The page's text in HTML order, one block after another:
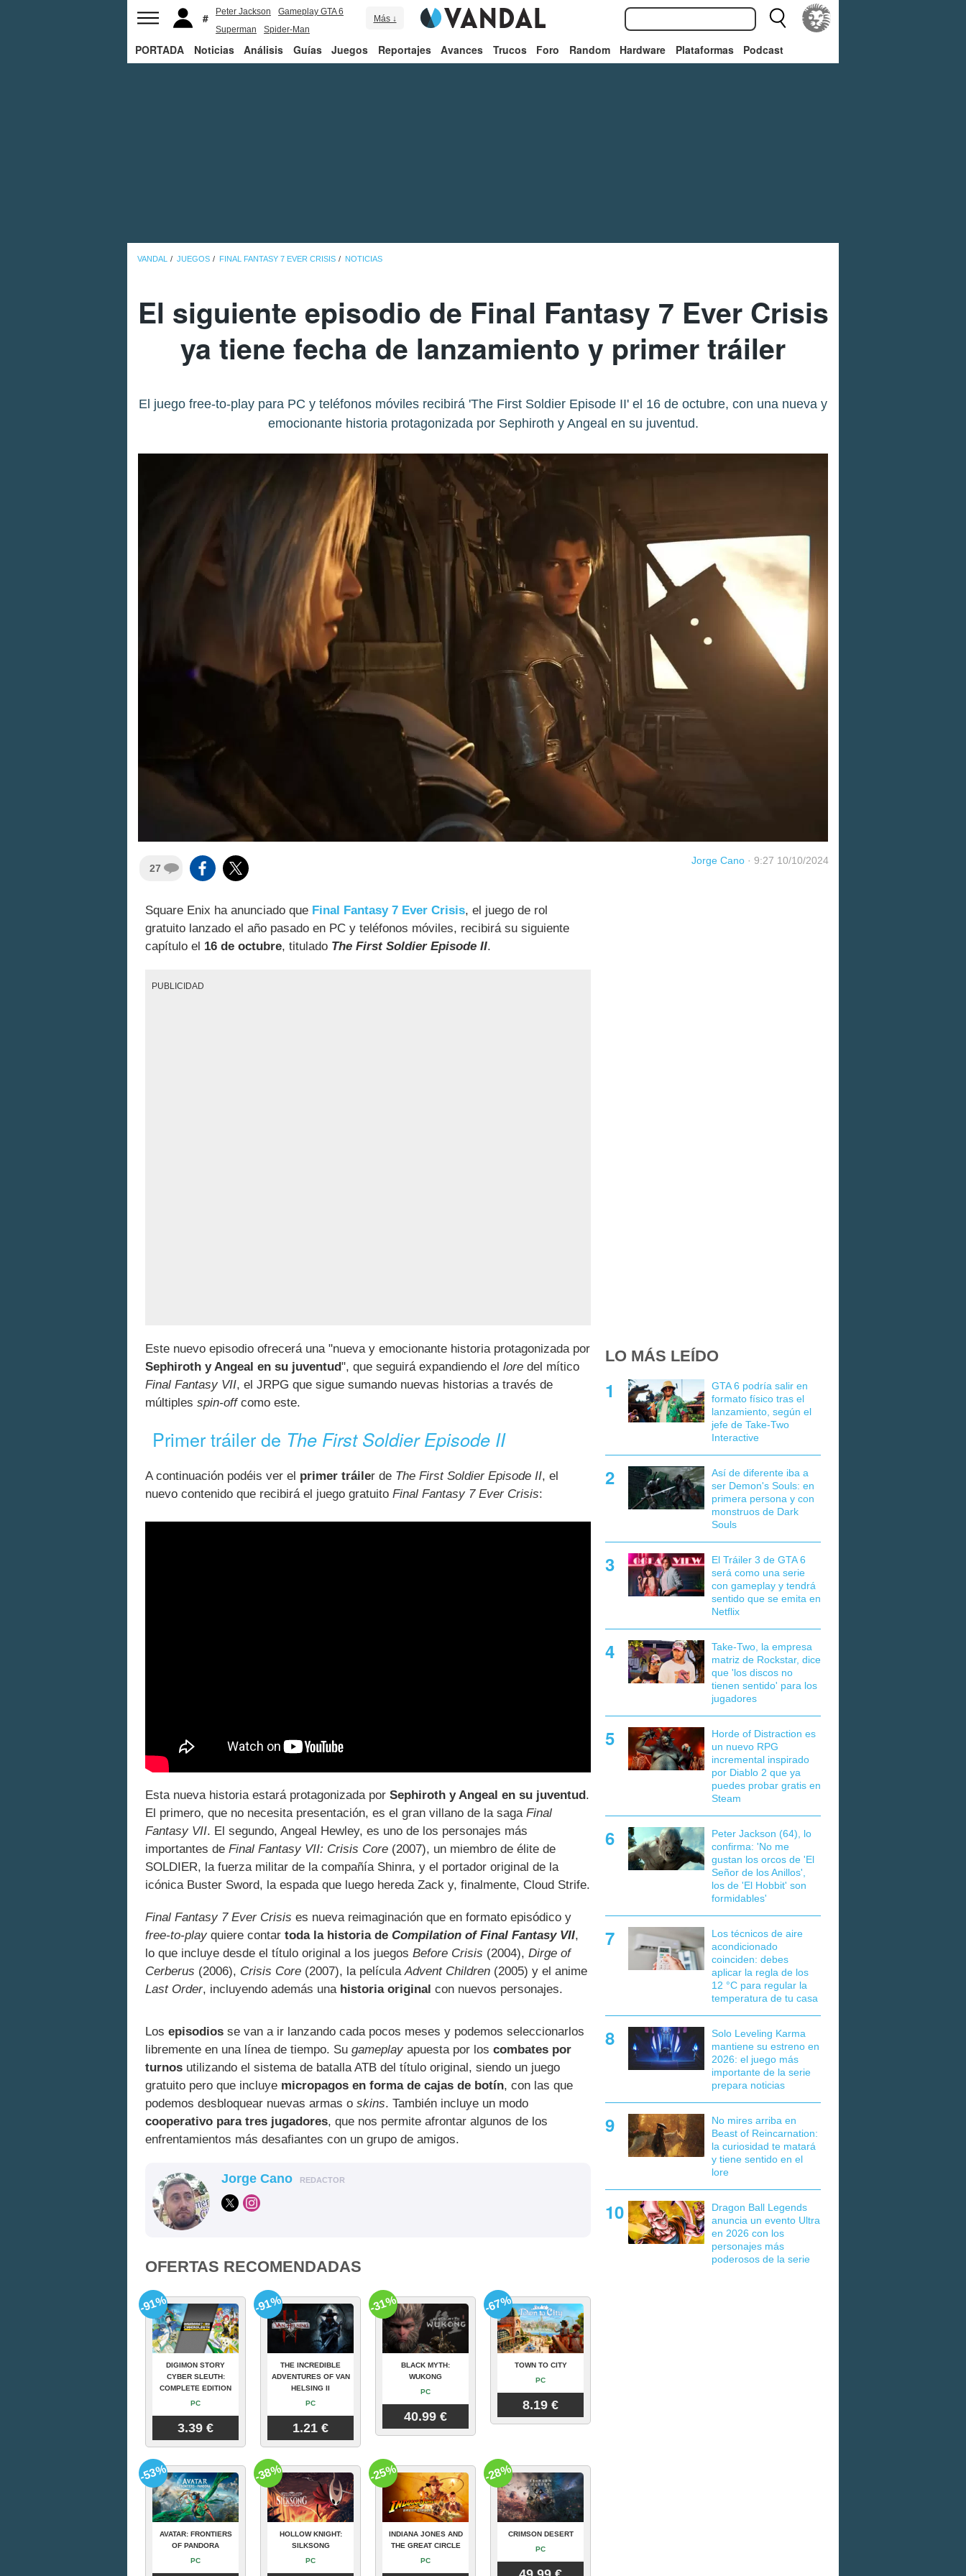
Peter Jackson
Gameplay GTA 6
Superman
Spider-Man
Más ↓
PORTADA Noticias Análisis Guías Juegos Reportajes Avances Trucos Foro Random Hardware Plataformas Podcast
VANDAL JUEGOS FINAL FANTASY 7 EVER CRISIS NOTICIAS
El siguiente episodio de Final Fantasy 7 Ever Crisis
ya tiene fecha de lanzamiento y primer tráiler
El juego free-to-play para PC y teléfonos móviles recibirá 'The First Soldier Episode II' el 16 de octubre, con una nueva y
emocionante historia protagonizada por Sephiroth y Angeal en su juventud.
27
Jorge Cano · 9:27 10/10/2024
Square Enix ha anunciado que Final Fantasy 7 Ever Crisis, el juego de rol
gratuito lanzado el año pasado en PC y teléfonos móviles, recibirá su siguiente
capítulo el 16 de octubre, titulado The First Soldier Episode II.
PUBLICIDAD
Este nuevo episodio ofrecerá una "nueva y emocionante historia protagonizada por
Sephiroth y Angeal en su juventud", que seguirá expandiendo el lore del mítico
Final Fantasy VII, el JRPG que sigue sumando nuevas historias a través de
múltiples spin-offcomo este.
Primer tráiler de The First Soldier Episode II
A continuación podéis ver el primer tráiler de The First Soldier Episode II, el
nuevo contenido que recibirá el juego gratuito Final Fantasy 7 Ever Crisis:
Esta nueva historia estará protagonizada por Sephiroth y Angeal en su juventud .
El primero, que no necesita presentación, es el gran villano de la saga Final
Fantasy VII. El segundo, Angeal Hewley, es uno de los personajes más
importantes de Final Fantasy VII: Crisis Core (2007), un miembro de élite de
SOLDIER, la fuerza militar de la compañía Shinra, y el portador original de la
icónica Buster Sword, la espada que luego hereda Zack y, finalmente, Cloud Strife.
Final Fantasy 7 Ever Crisis es nueva reimaginación que en formato episódico y
free-to-play quiere contar toda la historia de Compilation of Final Fantasy VII,
lo que incluye desde el título original a los juegos Before Crisis (2004), Dirge of
Cerberus (2006), Crisis Core (2007), la películaAdvent Children (2005) y el anime
Last Order, incluyendo además una historia original con nuevos personajes.
Los episodios se van a ir lanzando cada pocos meses y podemos seleccionarlos
libremente en una línea de tiempo. Su gameplay apuesta por los combates por
turnos utilizando el sistema de batalla ATB del título original, siendo un juego
gratuito pero que incluye micropagos en forma de cajas de botín, con las que
podemos desbloquear nuevas armas o skins. También incluye un modo
cooperativo para tres jugadores, que nos permite afrontar algunos de los
enfrentamientos más desafiantes con un grupo de amigos.
Jorge Cano REDACTOR
OFERTAS RECOMENDADAS
DIGIMON STORY
CYBER SLEUTH:
COMPLETE EDITION
PC
3.39 €
-91%
THE INCREDIBLE
ADVENTURES OF VAN
HELSING II
PC
1.21 €
-91%
BLACK MYTH:
WUKONG
PC
40.99 €
-31%
TOWN TO CITY
PC
8.19 €
-67%
AVATAR: FRONTIERS
OF PANDORA
PC
-53%
HOLLOW KNIGHT:
SILKSONG
PC
-38%
INDIANA JONES AND
THE GREAT CIRCLE
PC
-25%
CRIMSON DESERT
PC
-28%
LO MÁS LEÍDO
GTA 6 podría salir en
formato físico tras el
lanzamiento, según el
jefe de Take-Two
Interactive
Así de diferente iba a
ser Demon's Souls: en
primera persona y con
monstruos de Dark
Souls
El Tráiler 3 de GTA 6
será como una serie
con gameplay y tendrá
sentido que se emita en
Netflix
Take-Two, la empresa
matriz de Rockstar, dice
que 'los discos no
tienen sentido' para los
jugadores
Horde of Distraction es
un nuevo RPG
incremental inspirado
por Diablo 2 que ya
puedes probar gratis en
Steam
Peter Jackson (64), lo
confirma: 'No me
gustan los orcos de 'El
Señor de los Anillos',
los de 'El Hobbit' son
formidables'
Los técnicos de aire
acondicionado
coinciden: debes
aplicar la regla de los
12 °C para regular la
temperatura de tu casa
Solo Leveling Karma
mantiene su estreno en
2026: el juego más
importante de la serie
prepara noticias
No mires arriba en
Beast of Reincarnation:
la curiosidad te matará
y tiene sentido en el
lore
Dragon Ball Legends
anuncia un evento Ultra
en 2026 con los
personajes más
poderosos de la serie